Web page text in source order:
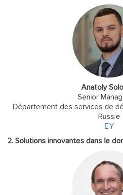
Anatoly
Senior
Département des services de
Russie
EY
2. Solutions innovantes dans le